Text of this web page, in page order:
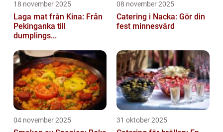
18 november 2025
Laga mat från Kina: Från
Pekinganka till
dumplings...
08 november 2025
Catering i Nacka: Gör din
fest minnesvärd
04 november 2025 31 oktober 2025